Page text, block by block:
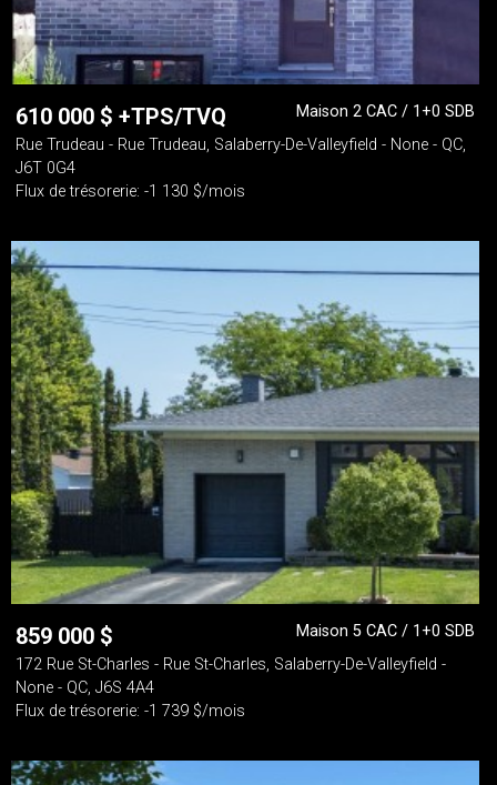
610 000 $ +TPS/TVQ
Maison 2 CAC / 1+0 SDB
Rue Trudeau - Rue Trudeau, Salaberry-De-Valleyfield - None - QC,
J6T 0G4
Flux de trésorerie: -1 130 $/mois
859 000 $
Maison 5 CAC / 1+0 SDB
172 Rue St-Charles - Rue St-Charles, Salaberry-De-Valleyfield -
None - QC, J6S 4A4
Flux de trésorerie: -1 739 $/mois